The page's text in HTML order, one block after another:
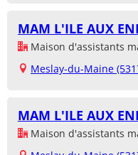
MAM L'ILE AUX
Maison d'assistants
Meslay-du-Maine
MAM L'ILE AUX
Maison d'assistants